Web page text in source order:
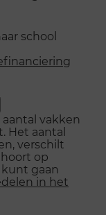
school
vakken
Het aantal
verschilt
op
gaan
in het